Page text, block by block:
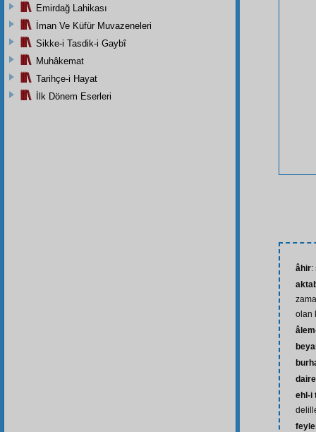
âhir:
olan
ehl-i
Emirdağ Lahikası
İman Ve Küfür Muvazeneleri
Sikke-i Tasdik-i Gaybî
Muhâkemat
Tarihçe-i Hayat
İlk Dönem Eserleri